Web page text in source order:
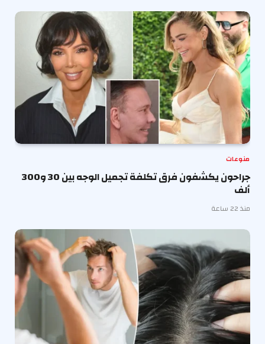
منوعات
جراحون يكشفون فرق تكلفة تجميل الوجه بين 30 و300
ألف
منذ 22 ساعة